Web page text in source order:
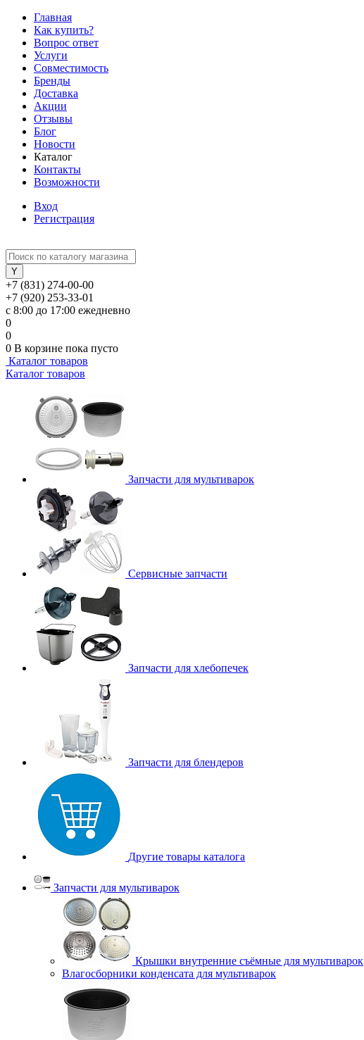
Главная
Как купить?
Вопрос ответ
Услуги
Совместимость
Бренды
Доставка
Акции
Отзывы
Блог
Новости
Каталог
Контакты
Возможности
Вход
Регистрация
+7 (831) 274-00-00
+7 (920) 253-33-01
с 8:00 до 17:00 ежедневно
0
0
0 В корзине пока пусто
Каталог товаров
Каталог товаров
Запчасти для мультиварок
Сервисные запчасти
Запчасти для хлебопечек
Запчасти для блендеров
Другие товары каталога
Запчасти для мультиварок
Крышки внутренние съёмные для мультиварок
Влагосборники конденсата для мультиварок